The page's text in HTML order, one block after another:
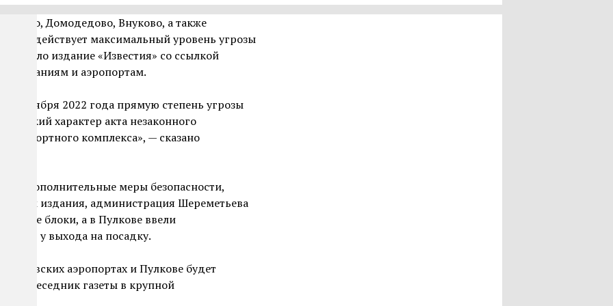
Домодедово, Внуково, а также
действует максимальный уровень угрозы
издание «Известия» со ссылкой
и аэропортам.
10 ноября 2022 года прямую степень угрозы
характер акта незаконного
комплекса», — сказано
дополнительные меры безопасности,
издания, администрация Шереметьева
блоки, а в Пулкове ввели
у выхода на посадку.
аэропортах и Пулкове будет
собеседник газеты в крупной